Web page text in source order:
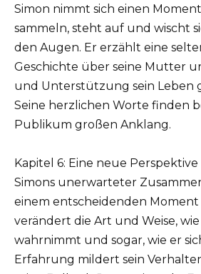
Simon nimmt sich einen
sammeln, steht auf und wischt
den Augen. Er erzählt eine
Geschichte über seine Mutter
und Unterstützung sein Leben
Seine herzlichen Worte finden
Publikum großen Anklang.
Kapitel 6: Eine neue Perspektive
Simons unerwarteter
einem entscheidenden Moment
verändert die Art und Weise,
wahrnimmt und sogar, wie er
Erfahrung mildert sein